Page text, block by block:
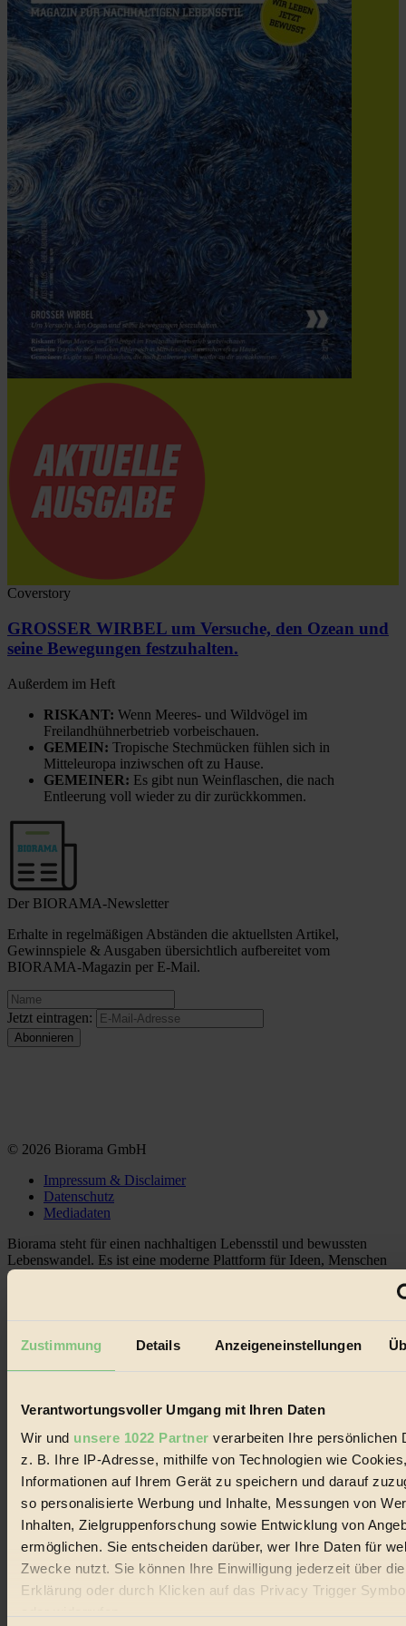
Zustimmung Details Anzeigeneinstellungen
Verantwortungsvoller Umgang mit Ihren Daten
Wir und unsere 1022 Partner verarbeiten Ihre persönlichen
z. B. Ihre IP-Adresse, mithilfe von Technologien wie
Informationen auf Ihrem Gerät zu speichern und darauf
so personalisierte Werbung und Inhalte, Messungen von
Inhalten, Zielgruppenforschung sowie Entwicklung von
ermöglichen. Sie entscheiden darüber, wer Ihre Daten für
Zwecke nutzt. Sie können Ihre Einwilligung jederzeit über
Erklärung oder durch Klicken auf das Privacy Trigger
Coverstory
GROSSER WIRBEL um Versuche, den Ozean und
seine Bewegungen festzuhalten.
Außerdem im Heft
RISKANT: Wenn Meeres- und Wildvögel im
Freilandhühnerbetrieb vorbeischauen.
GEMEIN: Tropische Stechmücken fühlen sich in
Mitteleuropa inziwschen oft zu Hause.
GEMEINER: Es gibt nun Weinflaschen, die nach
Entleerung voll wieder zu dir zurückkommen.
Der BIORAMA-Newsletter
Erhalte in regelmäßigen Abständen die aktuellsten Artikel,
Gewinnspiele & Ausgaben übersichtlich aufbereitet vom
BIORAMA-Magazin per E-Mail.
Jetzt eintragen:
© 2026 Biorama GmbH
Impressum & Disclaimer
Datenschutz
Mediadaten
Biorama steht für einen nachhaltigen Lebensstil und bewussten
Lebenswandel. Es ist eine moderne Plattform für Ideen, Menschen
und Produkte, ein Leitfaden im schnell wachsenden Markt des
Social Media
22.601 Fans auf Facebook
3.415 Follower auf Twitter
Themen
Bio
Nachhaltigkeit
Vegan